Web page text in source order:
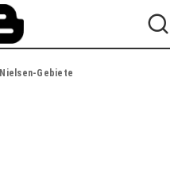
Nielsen-Gebiete